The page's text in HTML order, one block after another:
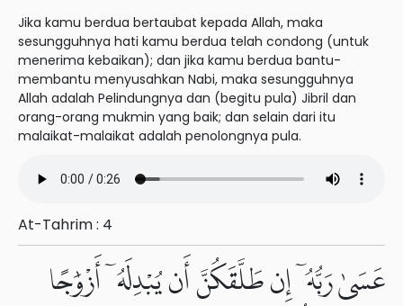
Jika kamu berdua bertaubat kepada Allah, maka
sesungguhnya hati kamu berdua telah condong (untuk
menerima kebaikan); dan jika kamu berdua bantu-
membantu menyusahkan Nabi, maka sesungguhnya
Allah adalah Pelindungnya dan (begitu pula) Jibril dan
orang-orang mukmin yang baik; dan selain dari itu
malaikat-malaikat adalah penolongnya pula.
At-Tahrim : 4
عَسَىٰ رَبُّهُۥٓ إِن طَلَّقَكُنَّ أَن يُبْدِلَهُۥٓ أَزْوَٰجًا